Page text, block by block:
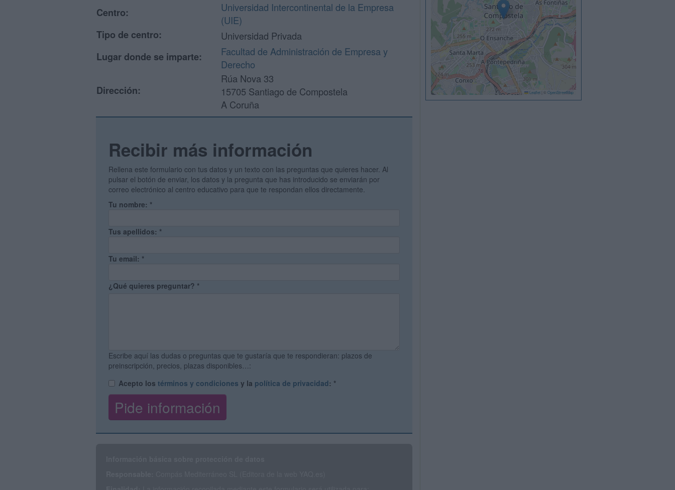
Centro:
Universidad Intercontinental de la Empresa
(UIE)
Tipo de centro:
Universidad Privada
Lugar donde se imparte:
Facultad de Administración de Empresa y
Derecho
Dirección:
Rúa Nova 33
15705 Santiago de Compostela
A Coruña
Recibir más información
Rellena este formulario con tus datos y un texto con las preguntas que quieres hacer. Al
pulsar el botón de enviar, los datos y la pregunta que has introducido se enviarán por
correo electrónico al centro educativo para que te respondan ellos directamente.
Tu nombre: *
Tus apellidos: *
Tu email: *
¿Qué quieres preguntar? *
Escribe aquí las dudas o preguntas que te gustaría que te respondieran: plazos de
preinscripción, precios, plazas disponibles…:
Acepto los términos y condiciones y la política de privacidad: *
Leaflet © OpenStreetMap